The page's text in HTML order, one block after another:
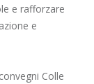
e rafforzare
e
Colle